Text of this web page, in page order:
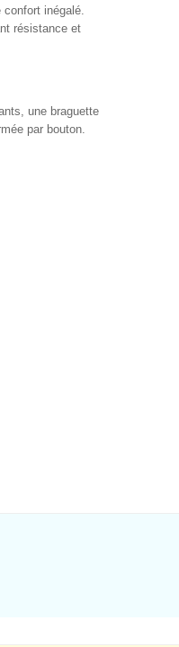
confort inégalé.
résistance et
une braguette
par bouton.